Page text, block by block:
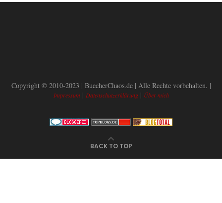
Copyright © 2010-2023 | BuecherChaos.de | Alle Rechte vorbehalten. |
Impressum | Datenschutzerklärung| Über mich
BACK TO TOP